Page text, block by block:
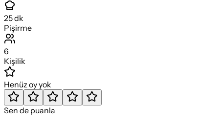
25dk
Pişirme
6
Kişilik
Henüz oy yok
Sen de puanla